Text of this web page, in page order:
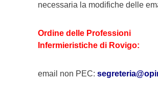
necessaria la modifiche delle
Ordine delle Professioni
Infermieristiche di Rovigo:
email non PEC: